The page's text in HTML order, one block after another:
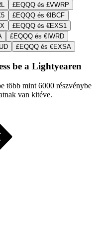
£EQQQ és £VWRP
£EQQQ és €IBCF
£EQQQ és €EXS1
£EQQQ és €IWRD
£EQQQ és €EXSA
be a Lightyearen
több mint 6000 részvénybe
van kitéve.